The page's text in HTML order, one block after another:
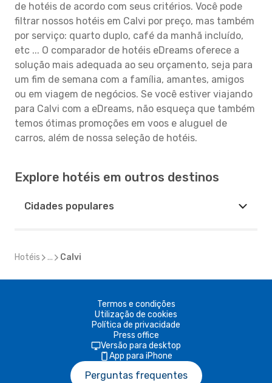
de hotéis de acordo com seus critérios. Você pode
filtrar nossos hotéis em Calvi por preço, mas também
por serviço: quarto duplo, café da manhã incluído,
etc ... O comparador de hotéis eDreams oferece a
solução mais adequada ao seu orçamento, seja para
um fim de semana com a família, amantes, amigos
ou em viagem de negócios. Se você estiver viajando
para Calvi com a eDreams, não esqueça que também
temos ótimas promoções em voos e aluguel de
carros, além de nossa seleção de hotéis.
Explore hotéis em outros destinos
Cidades populares
Hotéis ... Calvi
Termos e condições
Utilização de cookies
Política de privacidade
Press office
Versão para desktop
App para iPhone
Perguntas frequentes